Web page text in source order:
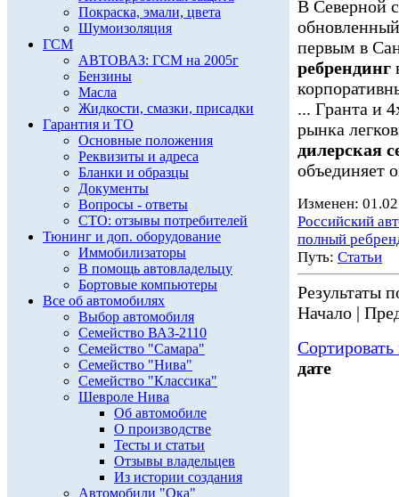
Покраска, эмали, цвета
Шумоизоляция
ГСМ
АВТОВАЗ: ГСМ на 2005г
Бензины
Масла
Жидкости, смазки, присадки
Гарантия и ТО
Основные положения
Реквизиты и адреса
Бланки и образцы
Документы
Вопросы - ответы
СТО: отзывы потребителей
Тюнинг и доп. оборудование
Иммобилизаторы
В помощь автовладельцу
Бортовые компьютеры
Все об автомобилях
Выбор автомобиля
Семейство ВАЗ-2110
Семейство "Самара"
Семейство "Нива"
Семейство "Классика"
Шевроле Нива
Об автомобиле
О производстве
Тесты и статьи
Отзывы владельцев
Из истории создания
Автомобили "Ока"
В Северной
первым в
ребрендинг
... Гранта и
рынка
дилерская
объединяет
Изменен:
Российский
полный
Путь: Статьи
Результаты
Начало |
дате